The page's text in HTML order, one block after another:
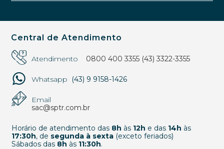
Central de Atendimento
Atendimento 0800 400 3355 (43) 3322-3355
Whatsapp (43) 9 9158-1426
Email
sac@sptr.com.br
Horário de atendimento das 8h às 12h e das 14h às
17:30h, de segunda à sexta(exceto feriados)
Sábados das 8h às 11:30h.